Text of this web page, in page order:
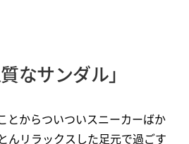
なサンダル」
とからついついスニーカーばか
んリラックスした足元で過ごす